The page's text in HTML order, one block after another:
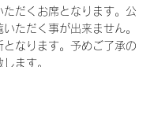
ただくお席となります。公
ただく事が出来ません。
となります。予めご了承の
ます。